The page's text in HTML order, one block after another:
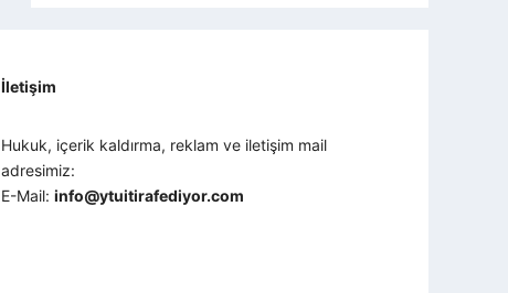
İletişim
Hukuk, içerik kaldırma, reklam ve iletişim mail
adresimiz:
E-Mail:info@ytuitirafediyor.com